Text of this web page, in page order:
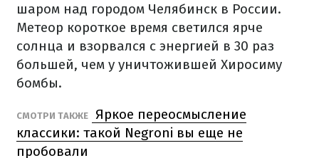
шаром над городом Челябинск в России.
Метеор короткое время светился ярче
солнца и взорвался с энергией в 30 раз
большей, чем у уничтожившей Хиросиму
бомбы.
СМОТРИ ТАКЖЕ
Яркое переосмысление
классики: такой Negroni вы еще не
пробовали